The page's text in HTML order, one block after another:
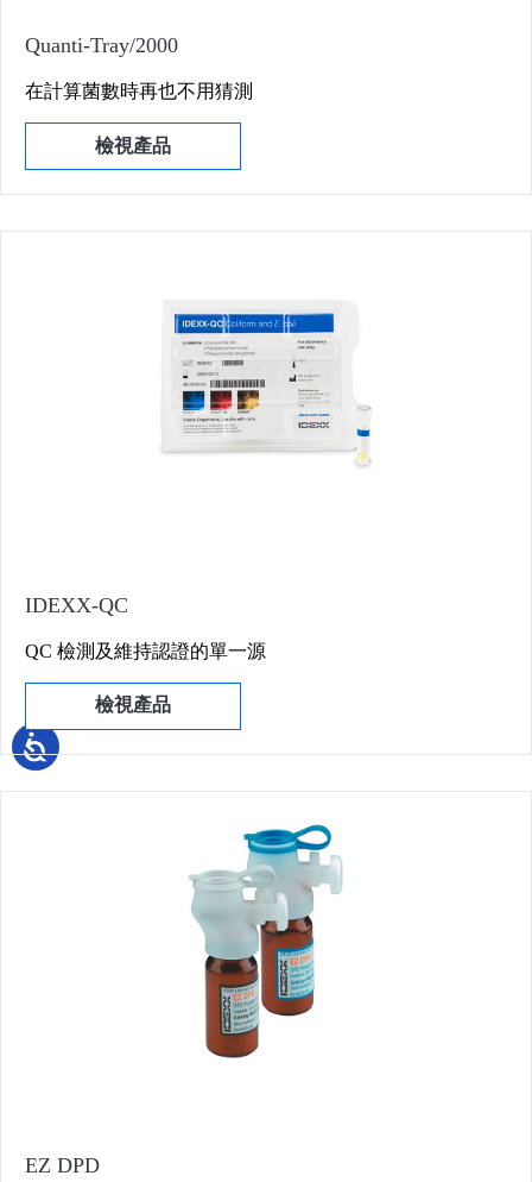
Quanti-Tray/2000
在計算菌數時再也不用猜測
檢視產品
IDEXX-QC
QC 檢測及維持認證的單一源
檢視產品
EZ DPD